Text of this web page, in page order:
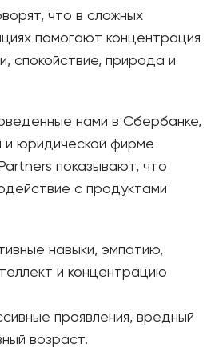
что в сложных
помогают концентрация
спокойствие, природа и
нами в Сбербанке,
и юридической фирме
показывают, что
с продуктами
навыки, эмпатию,
и концентрацию
проявления, вредный
возраст.